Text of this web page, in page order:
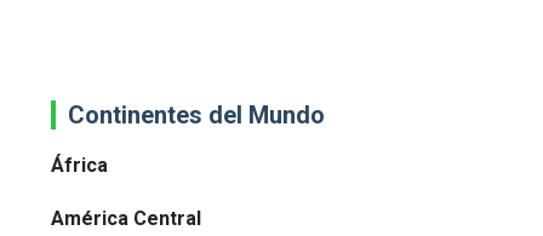
Continentes del Mundo
África
América Central